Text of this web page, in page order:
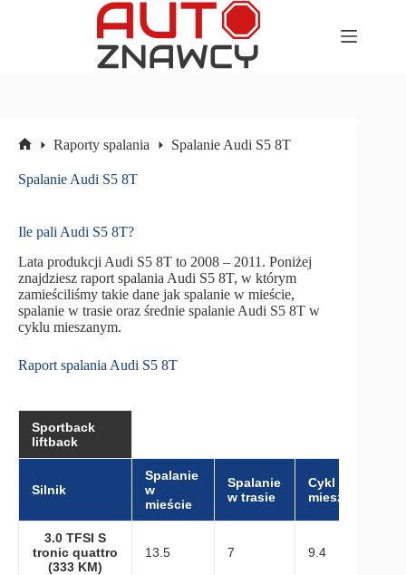
główna
Raporty spalania Spalanie Audi S5 8T
Spalanie Audi S5 8T
Ile pali Audi S5 8T?
Lata produkcji Audi S5 8T to 2008 – 2011. Poniżej
znajdziesz raport spalania Audi S5 8T, w którym
zamieściliśmy takie dane jak spalanie w mieście,
spalanie w trasie oraz średnie spalanie Audi S5 8T w
cyklu mieszanym.
Raport spalania Audi S5 8T
Sportback
liftback
Silnik
Spalanie
w
mieście
Spalanie
w trasie
Cykl
mieszany
3.0 TFSI S
tronic quattro
(333 KM)
13.5 7 9.4